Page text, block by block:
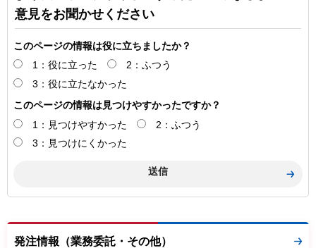
意見をお聞かせください
このページの情報は役に立ちましたか？
1：役に立った
2：ふつう
3：役に立たなかった
このページの情報は見つけやすかったですか？
1：見つけやすかった
2：ふつう
3：見つけにくかった
発注情報（業務委託・その他）